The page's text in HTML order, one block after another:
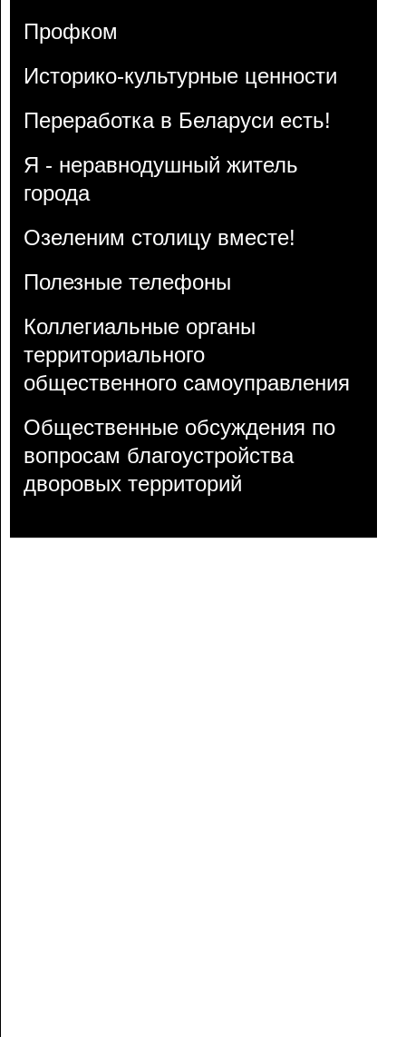
Профком
Историко-культурные ценности
Переработка в Беларуси есть!
Я - неравнодушный житель
города
Озеленим столицу вместе!
Полезные телефоны
Коллегиальные органы
территориального
общественного самоуправления
Общественные обсуждения по
вопросам благоустройства
дворовых территорий